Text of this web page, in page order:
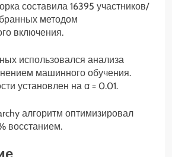
составила 16395 участников/
методом
включения.
использовался анализа
машинного обучения.
установлен на α = 0.01.
алгоритм оптимизировал
восстанием.